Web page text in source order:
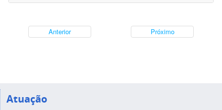
Anterior Próximo
Atuação